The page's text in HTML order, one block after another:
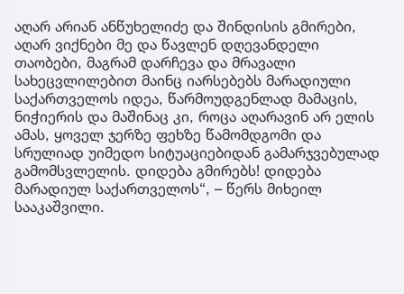
აღარ არიან ანწუხელიძე და შინდისის გმირები,
აღარ ვიქნები მე და წავლენ დღევანდელი
თაობები, მაგრამ დარჩევა და მრავალი
სახეცვლილებით მაინც იარსებებს მარადიული
საქართველოს იდეა, წარმოუდგენლად მამაცის,
ნიჭიერის და მაშინაც კი, როცა აღარავინ არ ელის
ამას, ყოველ ჯერზე ფეხზე წამომდგომი და
სრულიად უიმედო სიტუაციებიდან გამარჯვებულად
გამომსვლელის. დიდება გმირებს! დიდება
მარადიულ საქართველოს“, – წერს მიხეილ
სააკაშვილი.